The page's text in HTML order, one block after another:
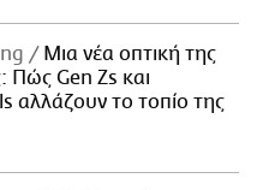
Μια νέα οπτική της
Πώς Gen Zs και
αλλάζουν το τοπίο της